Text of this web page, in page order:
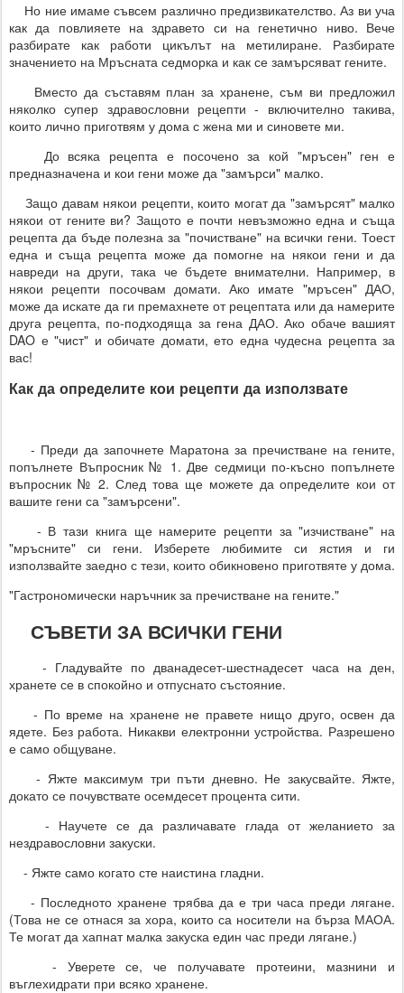
Но ние имаме съвсем различно предизвикателство. Аз ви уча
как да повлияете на здравето си на генетично ниво. Вече
разбирате как работи цикълът на метилиране. Разбирате
значението на Мръсната седморка и как се замърсяват гените.
Вместо да съставям план за хранене, съм ви предложил
няколко супер здравословни рецепти - включително такива,
които лично приготвям у дома с жена ми и синовете ми.
До всяка рецепта е посочено за кой "мръсен" ген е
предназначена и кои гени може да "замърси" малко.
Защо давам някои рецепти, които могат да "замърсят" малко
някои от гените ви? Защото е почти невъзможно една и съща
рецепта да бъде полезна за "почистване" на всички гени. Тоест
една и съща рецепта може да помогне на някои гени и да
навреди на други, така че бъдете внимателни. Например, в
някои рецепти посочвам домати. Ако имате "мръсен" ДАО,
може да искате да ги премахнете от рецептата или да намерите
друга рецепта, по-подходяща за гена ДАО. Ако обаче вашият
DAO е "чист" и обичате домати, ето една чудесна рецепта за
вас!
Как да определите кои рецепти да използвате
- Преди да започнете Маратона за пречистване на гените,
попълнете Въпросник № 1. Две седмици по-късно попълнете
въпросник № 2. След това ще можете да определите кои от
вашите гени са "замърсени".
- В тази книга ще намерите рецепти за "изчистване" на
"мръсните" си гени. Изберете любимите си ястия и ги
използвайте заедно с тези, които обикновено приготвяте у дома.
"Гастрономически наръчник за пречистване на гените."
СЪВЕТИ ЗА ВСИЧКИ ГЕНИ
- Гладувайте по дванадесет-шестнадесет часа на ден,
хранете се в спокойно и отпуснато състояние.
- По време на хранене не правете нищо друго, освен да
ядете. Без работа. Никакви електронни устройства. Разрешено
е само общуване.
- Яжте максимум три пъти дневно. Не закусвайте. Яжте,
докато се почувствате осемдесет процента сити.
- Научете се да различавате глада от желанието за
нездравословни закуски.
- Яжте само когато сте наистина гладни.
- Последното хранене трябва да е три часа преди лягане.
(Това не се отнася за хора, които са носители на бърза МАОА.
Те могат да хапнат малка закуска един час преди лягане.)
- Уверете се, че получавате протеини, мазнини и
въглехидрати при всяко хранене.